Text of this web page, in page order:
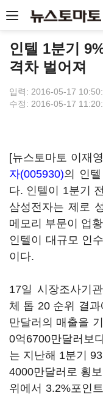
인텔 1분기
격차 벌어져
입력: 2016-05-17
수정: 2016-05-17
[뉴스토마토 이재
자(005930)의 인
다. 인텔이 1분기
삼성전자는 제로
메모리 부문이 업
인텔이 대규모 인
이다.
17일 시장조사기
체 톱 20 순위 결
만달러의 매출을
0억6700만달러
는 지난해 1분기
4000만달러로 횡
위에서 3.2%포인